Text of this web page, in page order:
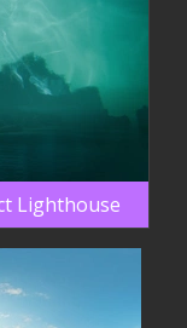
Lighthouse